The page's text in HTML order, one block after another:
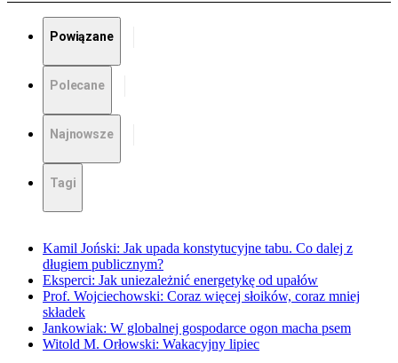
Powiązane
Polecane
Najnowsze
Tagi
Kamil Joński: Jak upada konstytucyjne tabu. Co dalej z
długiem publicznym?
Eksperci: Jak uniezależnić energetykę od upałów
Prof. Wojciechowski: Coraz więcej słoików, coraz mniej
składek
Jankowiak: W globalnej gospodarce ogon macha psem
Witold M. Orłowski: Wakacyjny lipiec